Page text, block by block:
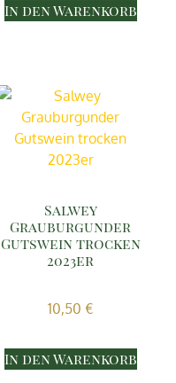
In den Warenkorb
Salwey
Grauburgunder
Gutswein trocken
2023er
10,50 €
In den Warenkorb